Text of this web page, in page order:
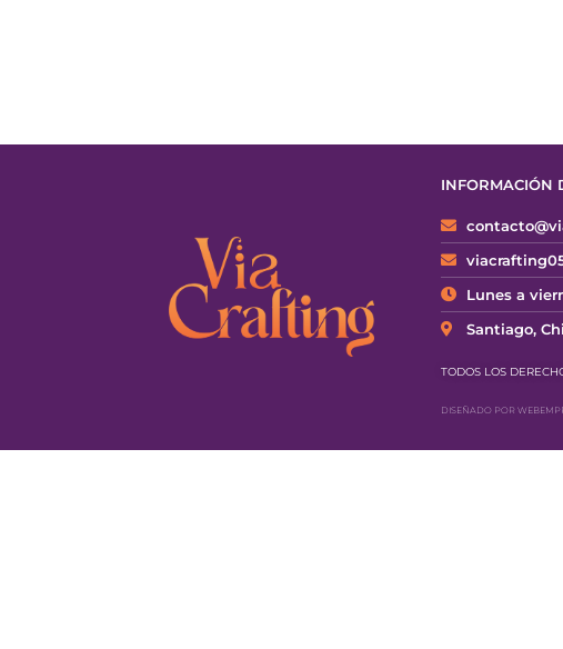
INFORMACIÓN
Lunes a
Santiago,
TODOS LOS
DISEÑADO POR